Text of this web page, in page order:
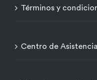
Términos y
Centro de Asistencia